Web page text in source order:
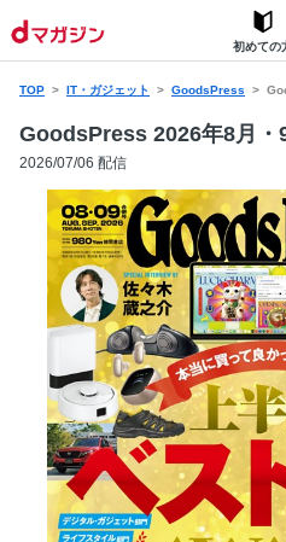
初めての
TOP IT・ガジェット GoodsPress
GoodsPress 2026年8月・
2026/07/06 配信